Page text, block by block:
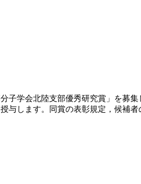
学会北陸支部優秀研究賞」を募
与します。同賞の表彰規定，候補